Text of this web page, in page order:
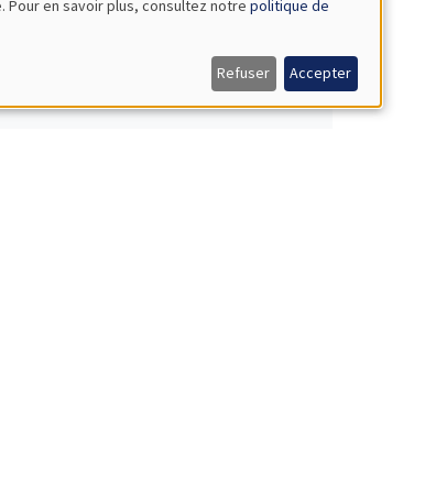
Pour en savoir plus, consultez notre politique de
Refuser Accepter